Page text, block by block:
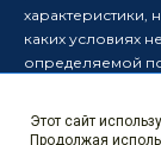
каких условиях
определяемой
Производитель
порядке
Этот сайт
Продолжая